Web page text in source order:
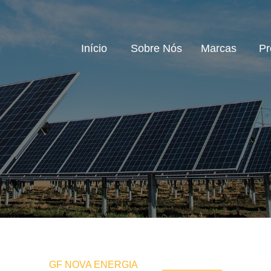
Início Sobre Nós Marcas
GF NOVA ENERGIA